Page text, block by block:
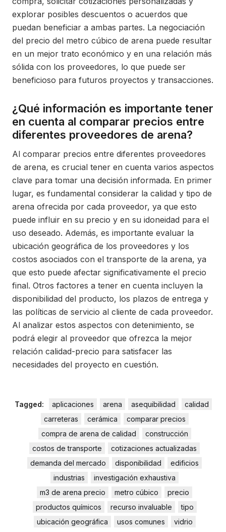
explorar posibles descuentos o acuerdos que
puedan beneficiar a ambas partes. La negociación
del precio del metro cúbico de arena puede resultar
en un mejor trato económico y en una relación más
sólida con los proveedores, lo que puede ser
beneficioso para futuros proyectos y transacciones.
¿Qué información es importante tener
en cuenta al comparar precios entre
diferentes proveedores de arena?
Al comparar precios entre diferentes proveedores
de arena, es crucial tener en cuenta varios aspectos
clave para tomar una decisión informada. En primer
lugar, es fundamental considerar la calidad y tipo de
arena ofrecida por cada proveedor, ya que esto
puede influir en su precio y en su idoneidad para el
uso deseado. Además, es importante evaluar la
ubicación geográfica de los proveedores y los
costos asociados con el transporte de la arena, ya
que esto puede afectar significativamente el precio
final. Otros factores a tener en cuenta incluyen la
disponibilidad del producto, los plazos de entrega y
las políticas de servicio al cliente de cada proveedor.
Al analizar estos aspectos con detenimiento, se
podrá elegir al proveedor que ofrezca la mejor
relación calidad-precio para satisfacer las
necesidades del proyecto en cuestión.
Tagged: aplicaciones arena asequibilidad
calidad
carreteras
cerámica
comparar precios
compra de arena de calidad
construcción
costos de transporte
cotizaciones actualizadas
demanda del mercado
disponibilidad
edificios
industrias
investigación exhaustiva
m3 de arena precio
metro cúbico
precio
productos químicos
recurso invaluable
tipo
ubicación geográfica
usos comunes vidrio